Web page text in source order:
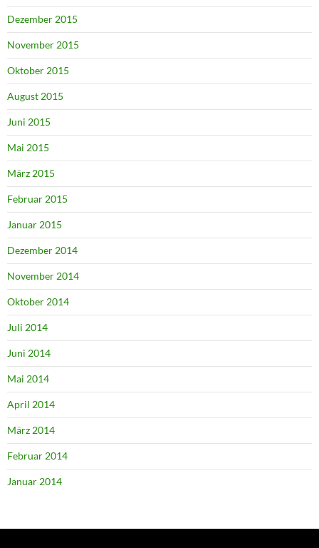
Dezember 2015
November 2015
Oktober 2015
August 2015
Juni 2015
Mai 2015
März 2015
Februar 2015
Januar 2015
Dezember 2014
November 2014
Oktober 2014
Juli 2014
Juni 2014
Mai 2014
April 2014
März 2014
Februar 2014
Januar 2014